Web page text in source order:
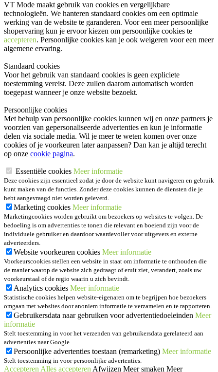
VT Mode maakt gebruik van cookies en vergelijkbare
technologieën. We hanteren standaard cookies om een optimale
werking van de website te garanderen. Voor een meer persoonlijke
shopervaring kun je ervoor kiezen om persoonlijke cookies te
accepteren. Persoonlijke cookies kan je ook weigeren voor een meer
algemene ervaring.
Standaard cookies
Voor het gebruik van standaard cookies is geen expliciete
toestemming vereist. Deze zullen daarom automatisch worden
toegepast wanneer je onze website bezoekt.
Persoonlijke cookies
Met behulp van persoonlijke cookies kunnen wij en onze partners je
voorzien van gepersonaliseerde advertenties en kun je informatie
delen via sociale media. Wil je meer te weten komen over onze
cookies of je voorkeuren later aanpassen? Dan kan je altijd terecht
op onze cookie pagina.
Essentiële cookies Meer informatie
Deze cookies zijn essentieel zodat je door de website kunt navigeren en gebruik
kunt maken van de functies. Zonder deze cookies kunnen de diensten die je
hebt aangevraagd niet worden geleverd.
Marketing cookies Meer informatie
Marketingcookies worden gebruikt om bezoekers op websites te volgen. De
bedoeling is om advertenties te tonen die relevant en boeiend zijn voor de
individuele gebruiker en daardoor waardevoller voor uitgevers en externe
adverteerders.
Website voorkeuren cookies Meer informatie
Voorkeurscookies stellen een website in staat om informatie te onthouden die
de manier waarop de website zich gedraagt of eruit ziet, verandert, zoals uw
voorkeurstaal of de regio waarin u zich bevindt.
Analytics cookies Meer informatie
Statistische cookies helpen website-eigenaren om te begrijpen hoe bezoekers
omgaan met websites door anoniem informatie te verzamelen en te rapporteren.
Gebruikersdata naar gebruiken voor advertentiedoeleinden Meer
informatie
Stelt toestemming in voor het verzenden van gebruikersdata gerelateerd aan
advertenties naar Google.
Persoonlijke advertenties toestaan (remarketing) Meer informatie
Stelt toestemming in voor persoonlijke advertenties.
Accepteren Alles accepteren Afwijzen Meer smaken Meer